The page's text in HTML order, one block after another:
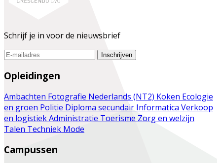
Schrijf je in voor de nieuwsbrief
Inschrijven
Opleidingen
Ambachten Fotografie Nederlands (NT2) Koken Ecologie
en groen Politie Diploma secundair Informatica Verkoop
en logistiekAdministratie Toerisme Zorg en welzijn
Talen Techniek Mode
Campussen